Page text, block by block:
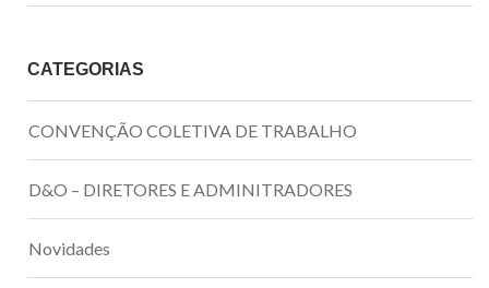
CATEGORIAS
CONVENÇÃO COLETIVA DE TRABALHO
D&O – DIRETORES E ADMINITRADORES
Novidades